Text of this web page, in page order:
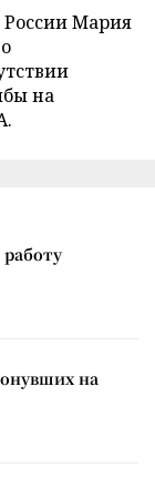
Мария
на
на